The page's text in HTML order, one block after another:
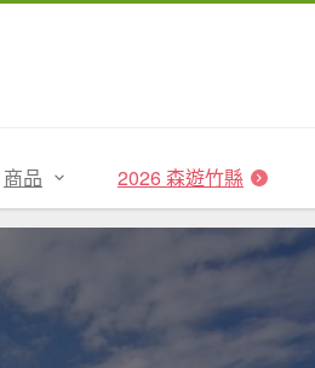
商品 2026 森遊竹縣